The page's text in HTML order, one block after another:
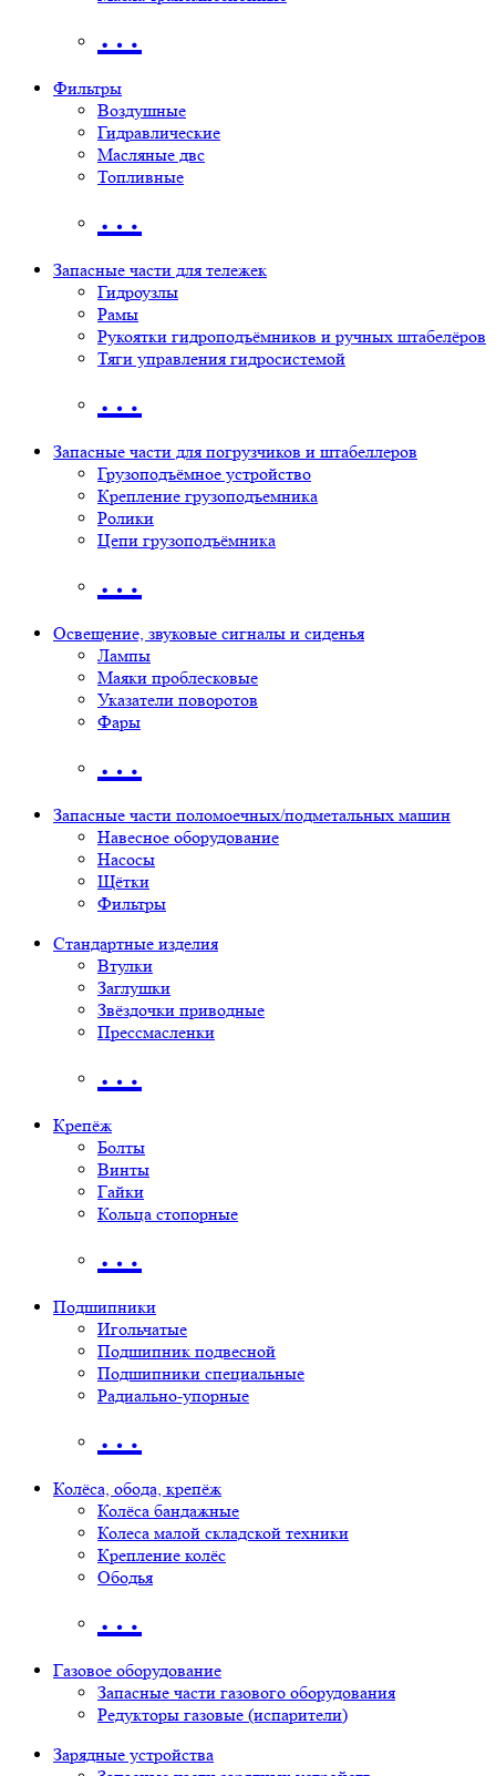
…
Фильтры
Воздушные
Гидравлические
Масляные двс
Топливные
…
Запасные части для тележек
Гидроузлы
Рамы
Рукоятки гидроподъёмников и ручных штабелёров
Тяги управления гидросистемой
…
Запасные части для погрузчиков и штабеллеров
Грузоподъёмное устройство
Крепление грузоподъемника
Ролики
Цепи грузоподъёмника
…
Освещение, звуковые сигналы и сиденья
Лампы
Маяки проблесковые
Указатели поворотов
Фары
…
Запасные части поломоечных/подметальных машин
Навесное оборудование
Насосы
Щётки
Фильтры
Стандартные изделия
Втулки
Заглушки
Звёздочки приводные
Прессмасленки
…
Крепёж
Болты
Винты
Гайки
Кольца стопорные
…
Подшипники
Игольчатые
Подшипник подвесной
Подшипники специальные
Радиально-упорные
…
Колёса, обода, крепёж
Колёса бандажные
Колеса малой складской техники
Крепление колёс
Ободья
…
Газовое оборудование
Запасные части газового оборудования
Редукторы газовые (испарители)
Зарядные устройства